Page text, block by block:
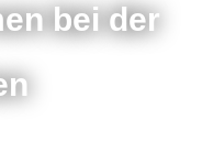
bei der